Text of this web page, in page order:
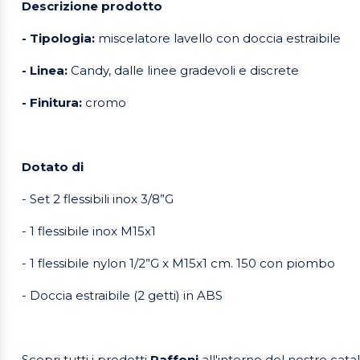
Descrizione prodotto
- Tipologia: miscelatore lavello con doccia estraibile
- Linea: Candy, dalle linee gradevoli e discrete
- Finitura: cromo
Dotato di
- Set 2 flessibili inox 3/8”G
- 1 flessibile inox M15x1
- 1 flessibile nylon 1/2”G x M15x1 cm. 150 con piombo
- Doccia estraibile (2 getti) in ABS